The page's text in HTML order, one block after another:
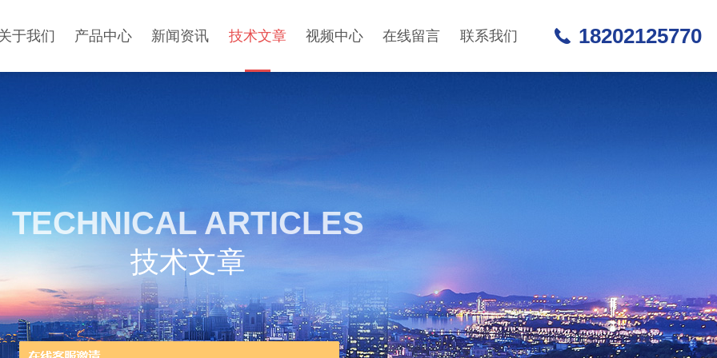
于我们 产品中心 新闻资讯 技术文章 视频中心 在线留言 联系我们 18202125770
TECHNICAL ARTICLES
技术文章